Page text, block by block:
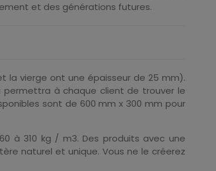
et des générations futures.
la vierge ont une épaisseur de 25 mm).
à chaque client de trouver le
sont de 600 mm x 300 mm pour
à 310 kg / m3. Des produits avec une
naturel et unique. Vous ne le créerez